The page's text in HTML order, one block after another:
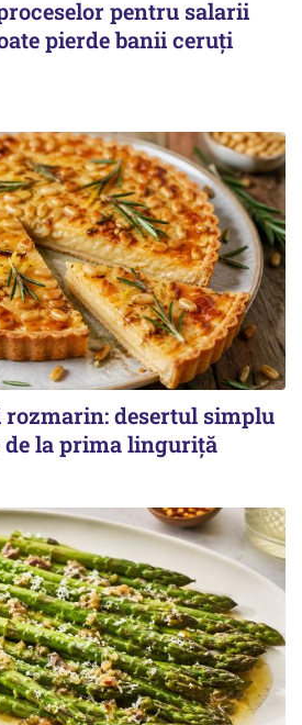
pentru salarii
pierde banii ceruți
rozmarin: desertul simplu
de la prima linguriță